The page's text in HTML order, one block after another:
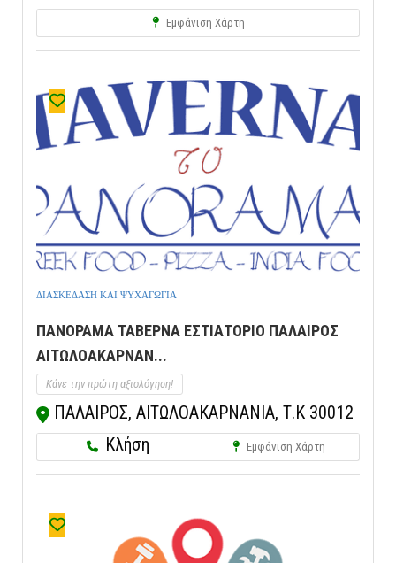
Εμφάνιση Χάρτη
ΔΙΑΣΚΕΔΑΣΗ ΚΑΙ ΨΥΧΑΓΩΓΙΑ
ΠΑΝΟΡΑΜΑ ΤΑΒΕΡΝΑ ΕΣΤΙΑΤΟΡΙΟ ΠΑΛΑΙΡΟΣ
ΑΙΤΩΛΟΑΚΑΡΝΑΝ...
Κάνε την πρώτη αξιολόγηση!
ΠΑΛΑΙΡΟΣ, ΑΙΤΩΛΟΑΚΑΡΝΑΝΙΑ, Τ.Κ 30012
Κλήση
Εμφάνιση Χάρτη